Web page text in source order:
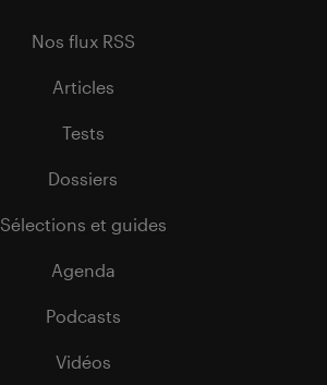
Nos flux RSS
Articles
Tests
Dossiers
Sélections et guides
Agenda
Podcasts
Vidéos